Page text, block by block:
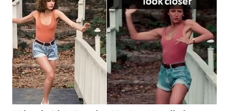
WN
KARAWANG
WN
BEKASI
WN
BOGOR